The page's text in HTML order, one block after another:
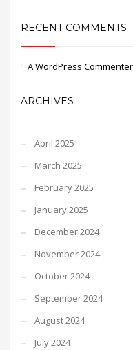
RECENT COMMENTS
A WordPress Commenter
ARCHIVES
April 2025
March 2025
February 2025
January 2025
December 2024
November 2024
October 2024
September 2024
August 2024
July 2024